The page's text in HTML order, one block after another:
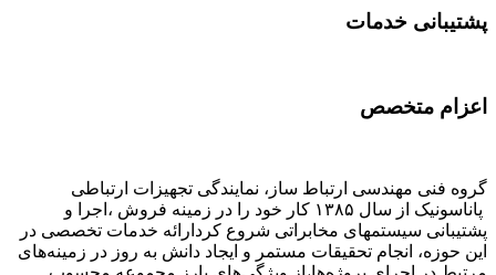
پشتیبانی خدمات
اعزام متخصص
گروه فنی مهندسی ارتباط ساز، نمایندگی تجهیزات ارتباطی
پاناسونیک از سال ۱۳۸۵ کار خود را در زمینه فروش ،اجرا و
پشتیبانی سیستمهای مخابراتی شروع کردارائه خدمات تخصصی در
این حوزه، انجام تحقیقات مستمر و ایجاد دانش به‌ روز در زمینه‌های